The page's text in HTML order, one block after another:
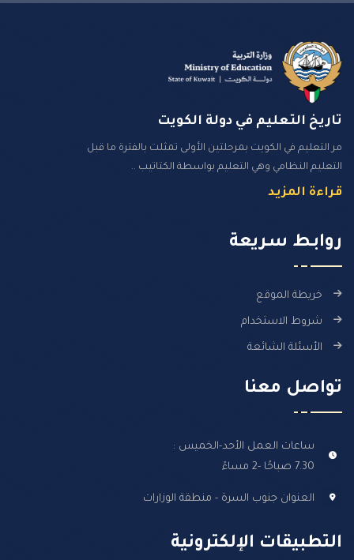
تاريخ التعليم في دولة الكويت
مر التعليم في الكويت بمرحلتين الأولى تمثلت بالفترة ما قبل
التعليم النظامي وهي التعليم بواسطة الكتاتيب ..
قراءة المزيد
روابـط سـريعة
خريطة الموقع
شروط الاستخدام
الأسئلة الشائعة
تواصل معنا
ساعات العمل الأحد-الخميس :
7.30 صباحًا -2 مساءً
العنوان جنوب السرة - منطقة الوزارات
التطبيقات الإلكترونية